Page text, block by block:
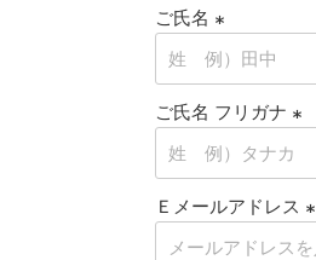
ご氏名
(
必
須
)
ご氏名 フリガナ
(
必
須
Ｅメールアドレス
(